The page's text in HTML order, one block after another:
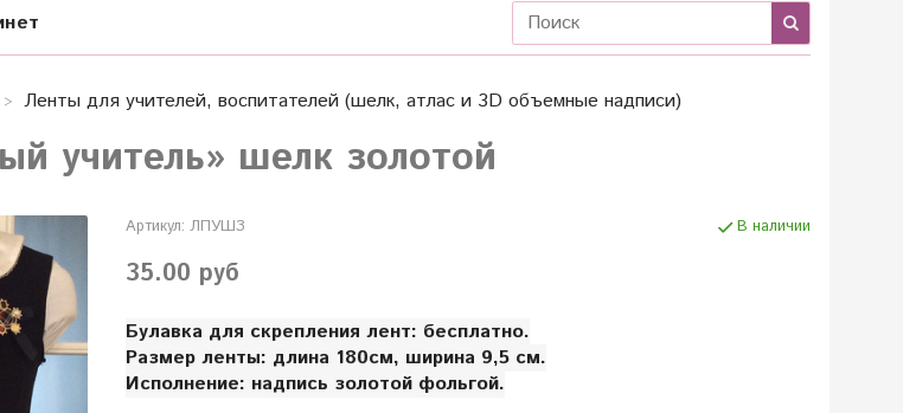
Ленты для учителей, воспитателей (шелк, атлас и 3D объемные надписи)
учитель» шелк золотой
Артикул: ЛПУШЗ В наличии
35.00 руб
Булавка для скрепления лент: бесплатно.
Размер ленты: длина 180см, ширина 9,5 см.
Исполнение: надпись золотой фольгой.